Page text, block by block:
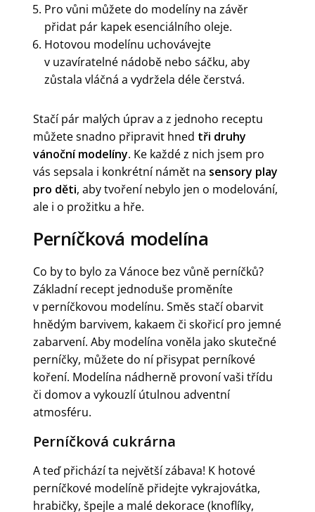
Pro vůni můžete do modelíny na závěr
přidat pár kapek esenciálního oleje.
Hotovou modelínu uchovávejte
v uzavíratelné nádobě nebo sáčku, aby
zůstala vláčná a vydržela déle čerstvá.
Stačí pár malých úprav a z jednoho receptu
můžete snadno připravit hned tři druhy
vánoční modelíny. Ke každé z nich jsem pro
vás sepsala i konkrétní námět na sensory play
pro děti, aby tvoření nebylo jen o modelování,
ale i o prožitku a hře.
Perníčková modelína
Co by to bylo za Vánoce bez vůně perníčků?
Základní recept jednoduše proměníte
v perníčkovou modelínu. Směs stačí obarvit
hnědým barvivem, kakaem či skořicí pro jemné
zabarvení. Aby modelína voněla jako skutečné
perníčky, můžete do ní přisypat perníkové
koření. Modelína nádherně provoní vaši třídu
či domov a vykouzlí útulnou adventní
atmosféru.
Perníčková cukrárna
A teď přichází ta největší zábava! K hotové
perníčkové modelíně přidejte vykrajovátka,
hrabičky, špejle a malé dekorace (knoflíky,